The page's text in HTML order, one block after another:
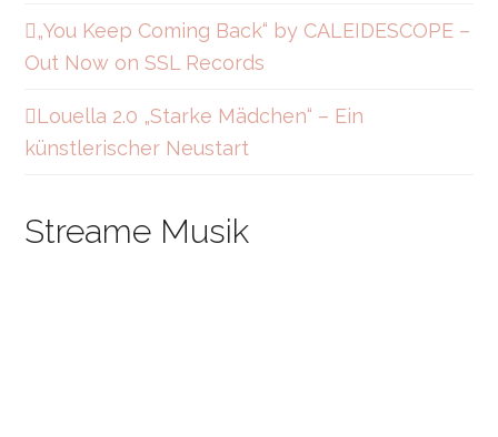
„You Keep Coming Back“ by CALEIDESCOPE –
Out Now on SSL Records
Louella 2.0 „Starke Mädchen“ – Ein
künstlerischer Neustart
Streame Musik